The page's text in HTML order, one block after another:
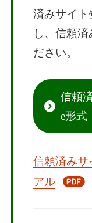
済みサイト
し、信頼
ださい。
信頼
e形式
信頼済みサ
アル